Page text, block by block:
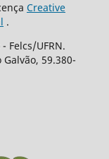
Creative
.
Felcs/UFRN.
59.380-